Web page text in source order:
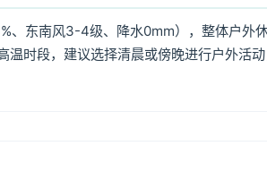
东南风3-4级、降水0mm），整体户外休
时段，建议选择清晨或傍晚进行户外活